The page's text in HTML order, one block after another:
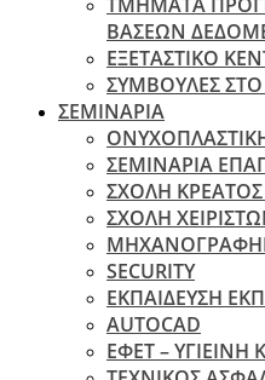
ΒΑΣΕΩΝ
ΕΞΕΤΑΣΤΙΚΟ
ΣΥΜΒΟΥΛΕΣ ΣΤΟ
ΣΕΜΙΝΑΡΙΑ
ΣΕΜΙΝΑΡΙΑ
ΣΧΟΛΗ
ΣΧΟΛΗ
SECURITY
ΕΚΠΑΙΔΕΥΣΗ
ΑUTOCAD
ΕΦΕΤ –